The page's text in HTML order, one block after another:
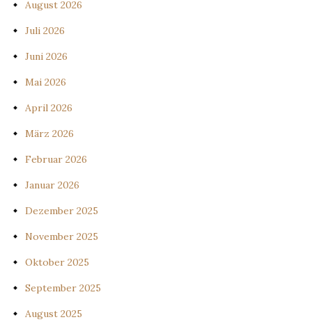
August 2026
Juli 2026
Juni 2026
Mai 2026
April 2026
März 2026
Februar 2026
Januar 2026
Dezember 2025
November 2025
Oktober 2025
September 2025
August 2025